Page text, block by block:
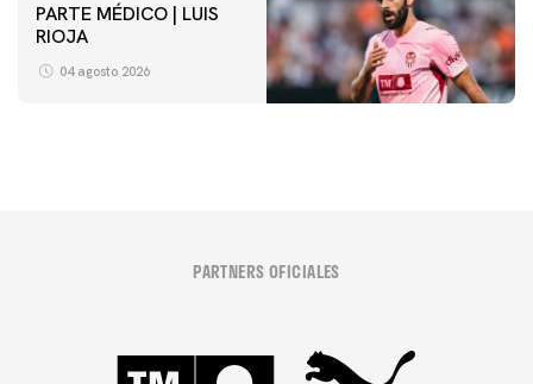
PARTE MÉDICO | LUIS
RIOJA
04 agosto 2026
PARTNERS OFICIALES